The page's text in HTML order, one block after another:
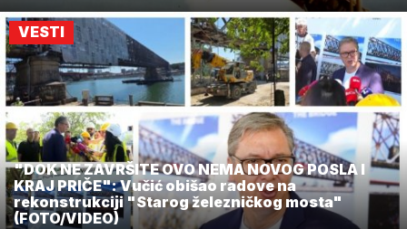
VESTI
"DOK NE ZAVRŠITE OVO NEMA NOVOG POSLA I
KRAJ PRIČE": Vučić obišao radove na
rekonstrukciji "Starog železničkog mosta"
(FOTO/VIDEO)